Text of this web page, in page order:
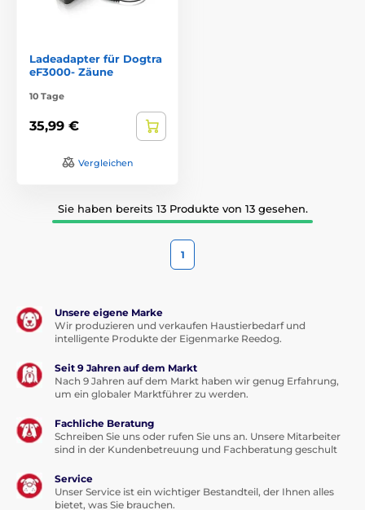
Ladeadapter für Dogtra
eF3000- Zäune
10 Tage
35,99 €
Vergleichen
Sie haben bereits 13 Produkte von 13 gesehen.
1
Unsere eigene Marke
Wir produzieren und verkaufen Haustierbedarf und
intelligente Produkte der Eigenmarke Reedog.
Seit 9 Jahren auf dem Markt
Nach 9 Jahren auf dem Markt haben wir genug Erfahrung,
um ein globaler Marktführer zu werden.
Fachliche Beratung
Schreiben Sie uns oder rufen Sie uns an. Unsere Mitarbeiter
sind in der Kundenbetreuung und Fachberatung geschult
Service
Unser Service ist ein wichtiger Bestandteil, der Ihnen alles
bietet, was Sie brauchen.